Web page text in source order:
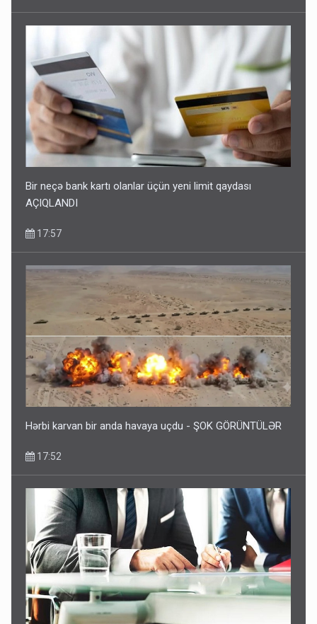
Bir neçə bank kartı olanlar üçün yeni limit qaydası
AÇIQLANDI
17:57
Hərbi karvan bir anda havaya uçdu - ŞOK GÖRÜNTÜLƏR
17:52